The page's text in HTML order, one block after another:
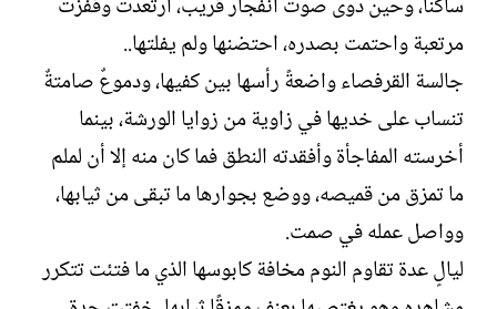
مرتعبة واحتمت بصدره، احتضنها ولم يفلتها..
جالسة القرفصاء واضعةً رأسها بين كفيها، ودموعٌ صامتةٌ
تنساب على خديها في زاوية من زوايا الورشة، بينما
أخرسته المفاجأة وأفقدته النطق فما كان منه إلا أن لملم
ما تمزق من قميصه، ووضع بجوارها ما تبقى من ثيابها،
وواصل عمله في صمت.
ليالٍ عدة تقاوم النوم مخافة كابوسها الذي ما فتئت تتكرر